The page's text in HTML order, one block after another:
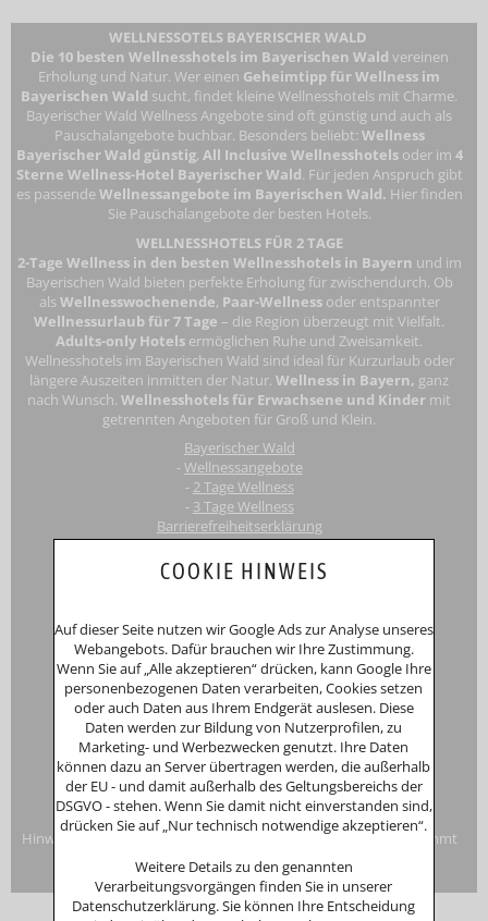
WELLNESSOTELS BAYERISCHER WALD
Die 10 besten Wellnesshotels im Bayerischen Wald vereinen
Erholung und Natur. Wer einen Geheimtipp für Wellness im
Bayerischen Wald sucht, findet kleine Wellnesshotels mit Charme.
Bayerischer Wald Wellness Angebote sind oft günstig und auch als
Pauschalangebote buchbar. Besonders beliebt: Wellness
Bayerischer Wald günstig, All Inclusive Wellnesshotels oder im 4
Sterne Wellness-Hotel Bayerischer Wald. Für jeden Anspruch gibt
es passendeWellnessangebote im Bayerischen Wald. Hier finden
Sie Pauschalangebote der besten Hotels.
WELLNESSHOTELS FÜR 2 TAGE
2-Tage Wellness in den besten Wellnesshotels in Bayern und im
Bayerischen Wald bieten perfekte Erholung für zwischendurch. Ob
als Wellnesswochenende, Paar-Wellness oder entspannter
Wellnessurlaub für 7 Tage – die Region überzeugt mit Vielfalt.
Adults-only Hotels ermöglichen Ruhe und Zweisamkeit.
Wellnesshotels im Bayerischen Wald sind ideal für Kurzurlaub oder
längere Auszeiten inmitten der Natur.Wellness in Bayern, ganz
nach Wunsch.Wellnesshotels für Erwachsene und Kinder mit
getrennten Angeboten für Groß und Klein.
Bayerischer Wald
-Wellnessangebote
- 2 Tage Wellness
- 3 Tage Wellness
Barrierefreiheitserklärung
Registergericht: Amtsgericht Passau
InhaberinAnna Putz
Niederperlesreut 52
94157 Perlesreut
Tel. 0049 (0)8555/691
Fax: 0049 (0)8555/8856
Internet:www.putzwerbung.de
eMail:info@putzwerbung.de
USt-ID: DE 358297667
St.Nr.: 157/259/80938
Impressum & Datenschutz
Hinweise zur Verbraucherstreitbeilegung: Das Unternehmen nimmt
nicht an Streitbeilegungsverfahren vor einer
Verbraucherschlichtungsstelle teil.
COOKIE HINWEIS
Auf dieser Seite nutzen wir Google Ads zur Analyse unseres
Webangebots. Dafür brauchen wir Ihre Zustimmung.
Wenn Sie auf „Alle akzeptieren“ drücken, kann Google Ihre
personenbezogenen Daten verarbeiten, Cookies setzen
oder auch Daten aus Ihrem Endgerät auslesen. Diese
Daten werden zur Bildung von Nutzerprofilen, zu
Marketing- und Werbezwecken genutzt. Ihre Daten
können dazu an Server übertragen werden, die außerhalb
der EU - und damit außerhalb des Geltungsbereichs der
DSGVO - stehen. Wenn Sie damit nicht einverstanden sind,
drücken Sie auf „Nur technisch notwendige akzeptieren“.
Weitere Details zu den genannten
Verarbeitungsvorgängen finden Sie in unserer
Datenschutzerklärung. Sie können Ihre Entscheidung